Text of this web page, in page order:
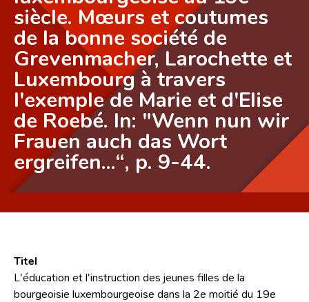
siècle. Mœurs et coutumes
de la bonne société de
Grevenmacher, Larochette et
Luxembourg à travers
l'exemple de Marie et d'Elise
de Roebé. In: "Wenn nun wir
Frauen auch das Wort
ergreifen...“, p. 9-44.
Titel
L'éducation et l'instruction des jeunes filles de la
bourgeoisie luxembourgeoise dans la 2e moitié du 19e